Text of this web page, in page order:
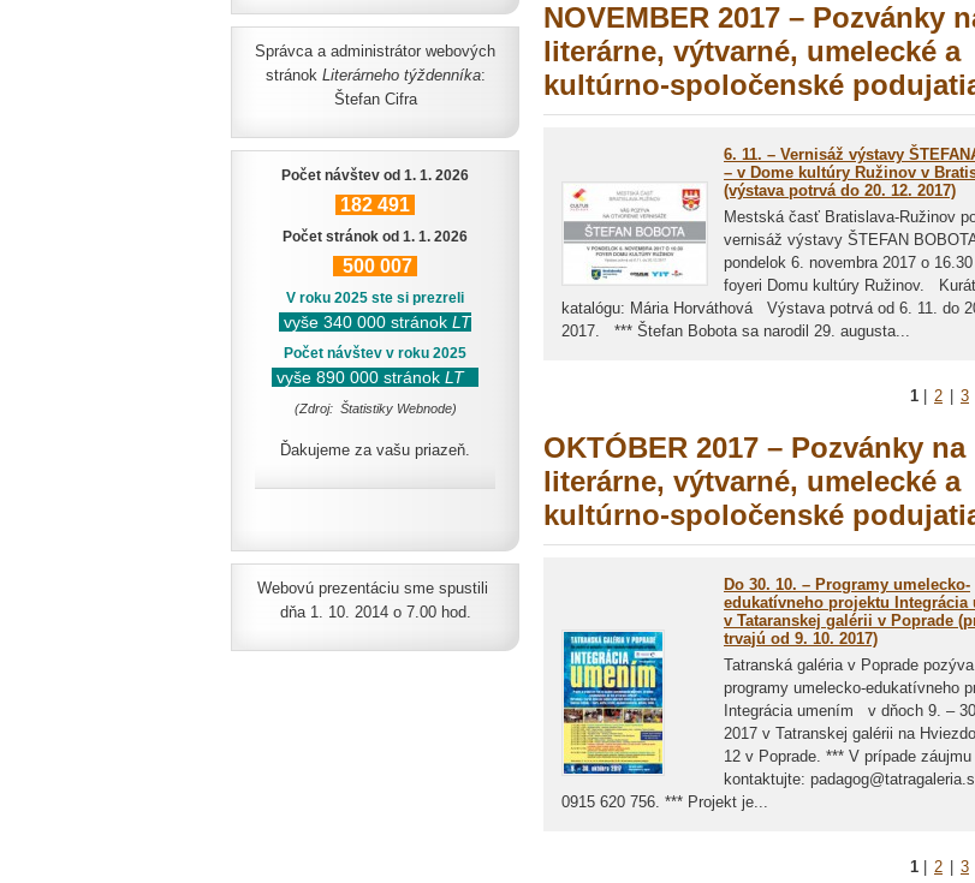
NOVEMBER 2017 – Pozvánky
literárne, výtvarné, umelecké a
kultúrno-spoločenské
6. 11. – Vernisáž výstavy
– v Dome kultúry Ružinov v
(výstava potrvá do 20. 12. 2017)
Mestská časť Bratislava-Ružinov
vernisáž výstavy ŠTEFAN
pondelok 6. novembra 2017 o
foyeri Domu kultúry Ružinov.
katalógu: Mária Horváthová Výstava potrvá od 6. 11. do
2017. *** Štefan Bobota sa narodil 29. augusta...
1 2 3
OKTÓBER 2017 – Pozvánky na
literárne, výtvarné, umelecké a
kultúrno-spoločenské
Do 30. 10. – Programy umelecko-
edukatívneho projektu Integrácia
v Tataranskej galérii v Poprade
trvajú od 9. 10. 2017)
Tatranská galéria v Poprade
programy umelecko-edukatívneho
Integrácia umením v dňoch 9. –
2017 v Tatranskej galérii na
12 v Poprade. *** V prípade záujmu
kontaktujte:
0915 620 756. *** Projekt je...
1 2 3
Správca a administrátor webových
stránok Literárneho týždenníka:
Štefan Cifra
Počet návštev od 1. 1. 2026
182 491
Počet stránok od 1. 1. 2026
500 007
V roku 2025 ste si prezreli
vyše 340 000 stránok LT
Počet návštev v roku 2025
vyše 890 000 stránok LT
(Zdroj: Štatistiky Webnode)
Ďakujeme za vašu priazeň.
Webovú prezentáciu sme spustili
dňa 1. 10. 2014 o 7.00 hod.